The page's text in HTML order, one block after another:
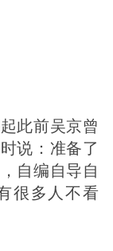
此前吴京曾
说：准备了
自编自导自
很多人不看